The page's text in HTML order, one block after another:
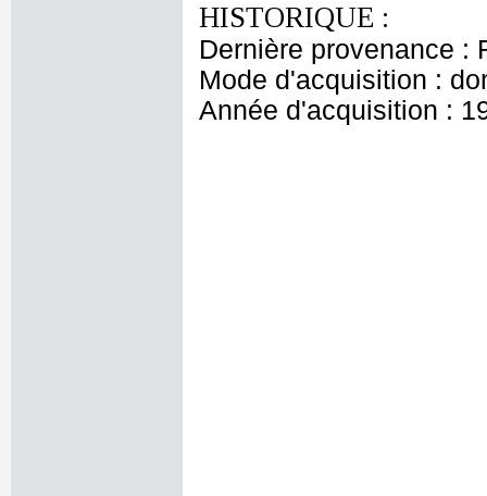
HISTORIQUE :
Dernière provenance :
Mode d'acquisition :
Année d'acquisition :